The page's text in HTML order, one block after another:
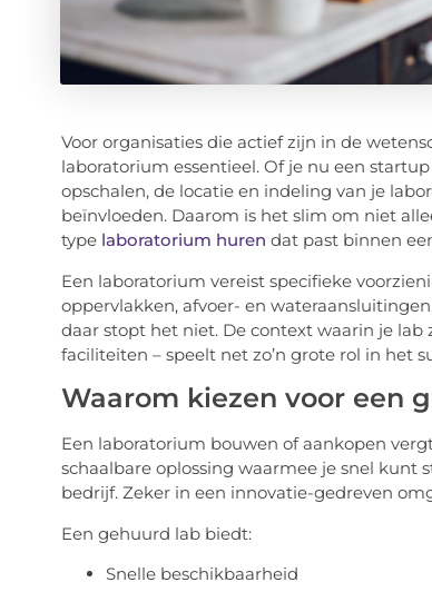
Voor organisaties die actief zijn in de
laboratorium essentieel. Of je nu een
opschalen, de locatie en indeling van je
beïnvloeden. Daarom is het slim om niet
typelaboratorium huren dat past binnen
Een laboratorium vereist specifieke
oppervlakken, afvoer- en
daar stopt het niet. De context waarin je
faciliteiten – speelt net zo’n grote rol in het
Waarom kiezen voor een
Een laboratorium bouwen of aankopen
schaalbare oplossing waarmee je snel
bedrijf. Zeker in een innovatie-gedreven
Een gehuurd lab biedt:
Snelle beschikbaarheid